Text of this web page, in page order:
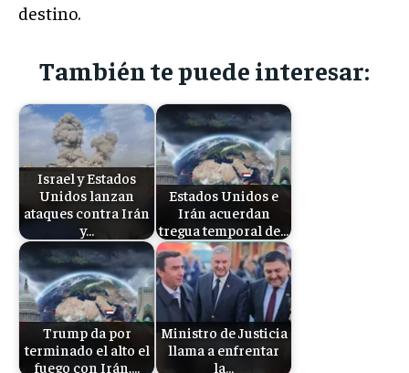
destino.
También te puede interesar:
Israel y Estados
Unidos lanzan
ataques contra Irán
y…
Estados Unidos e
Irán acuerdan
tregua temporal de…
Trump da por
terminado el alto el
fuego con Irán,…
Ministro de Justicia
llama a enfrentar
la…